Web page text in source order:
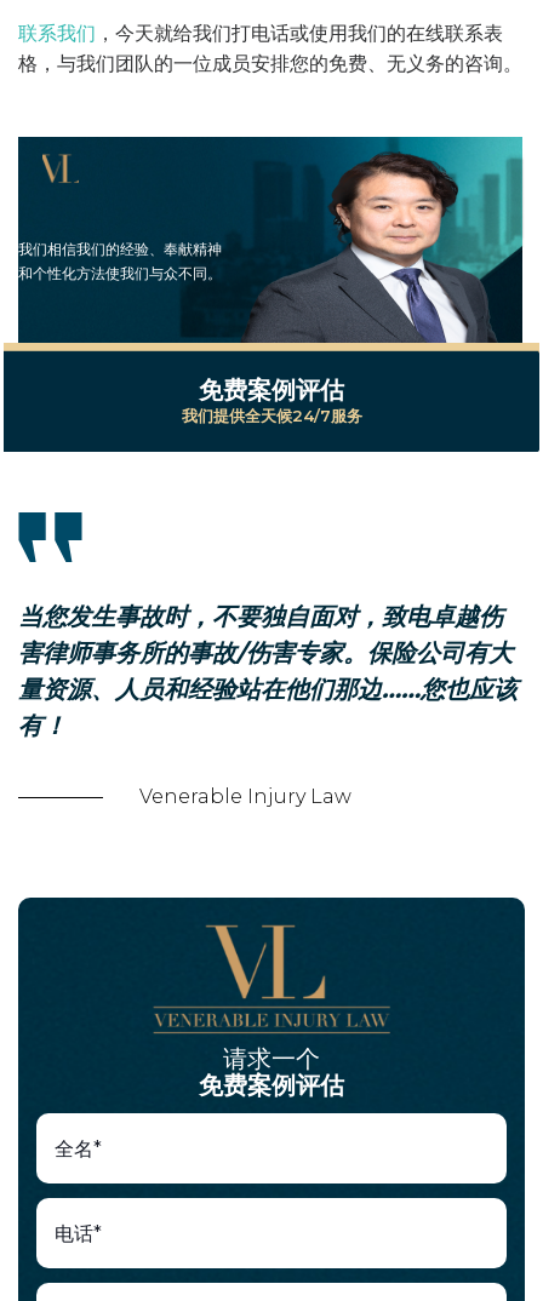
联系我们 ，今天就给我们打电话或使用我们的在线联系表
格，与我们团队的一位成员安排您的免费、无义务的咨询。
我们相信我们的经验、奉献精神
和个性化方法使我们与众不同。
免费案例评估
我们提供全天候24/7服务
当您发生事故时，不要独自面对，致电卓越伤
害律师事务所的事故/伤害专家。保险公司有大
量资源、人员和经验站在他们那边……您也应该
有！
Venerable Injury Law
请求一个
免费案例评估